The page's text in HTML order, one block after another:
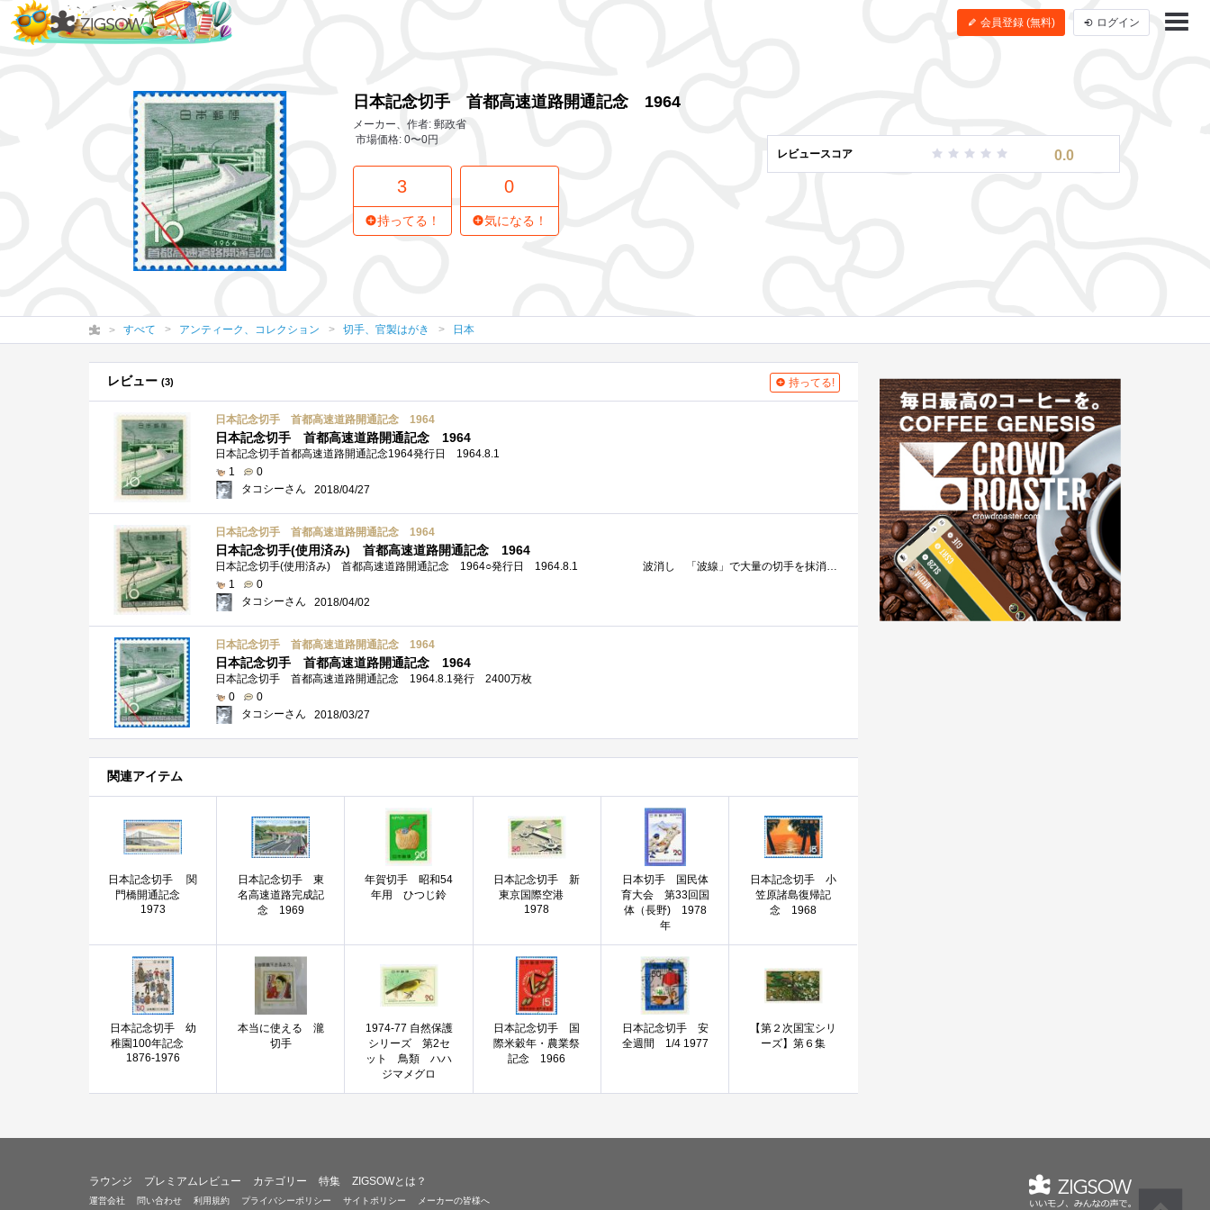
会員登録 (無料) ログイン
レビュースコア 0.0
日本記念切手 首都高速道路開通記念 1964
メーカー、作者: 郵政省
市場価格: 0〜0円
3
持ってる！
0
気になる！
すべて アンティーク、コレクション 切手、官製はがき 日本
レビュー (3) 持ってる!
日本記念切手 首都高速道路開通記念 1964
日本記念切手 首都高速道路開通記念 1964
日本記念切手首都高速道路開通記念1964発行日 1964.8.1
1
0
タコシーさん
2018/04/27
日本記念切手 首都高速道路開通記念 1964
日本記念切手(使用済み) 首都高速道路開通記念 1964
日本記念切手(使用済み) 首都高速道路開通記念 1964○発行日 1964.8.1 波消し 「波線」で大量の切手を抹消す...
1
0
タコシーさん
2018/04/02
日本記念切手 首都高速道路開通記念 1964
日本記念切手 首都高速道路開通記念 1964
日本記念切手 首都高速道路開通記念 1964.8.1発行 2400万枚
0
0
タコシーさん
2018/03/27
関連アイテム
日本記念切手 関
門橋開通記念
1973
日本記念切手 東
名高速道路完成記
念 1969
年賀切手 昭和54
年用 ひつじ鈴
日本記念切手 新
東京国際空港
1978
日本切手 国民体
育大会 第33回国
体（長野) 1978
年
日本記念切手 小
笠原諸島復帰記
念 1968
日本記念切手 幼
稚園100年記念
1876-1976
本当に使える 瀧
切手
1974-77 自然保護
シリーズ 第2セ
ット 鳥類 ハハ
ジマメグロ
日本記念切手 国
際米穀年・農業祭
記念 1966
日本記念切手 安
全週間 1/4 1977
【第２次国宝シリ
ーズ】第６集
ラウンジ プレミアムレビュー カテゴリー 特集 ZIGSOWとは？
運営会社 問い合わせ 利用規約 プライバシーポリシー サイトポリシー メーカーの皆様へ